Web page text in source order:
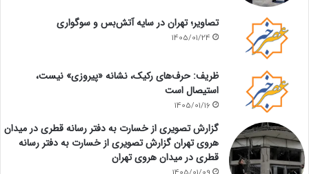
تصاویر؛ تهران در سایه آتش‌بس و سوگواری
1405/01/24
ظریف: حرف‌های رکیک، نشانه «پیروزی» نیست،
استیصال است
1405/01/16
گزارش تصویری از خسارت به دفتر رسانه قطری در میدان
هروی تهران گزارش تصویری از خسارت به دفتر رسانه
قطری در میدان هروی تهران